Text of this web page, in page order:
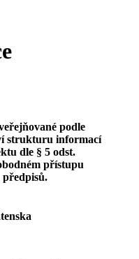
podle
strukturu informací
dle § 5 odst.
přístupu
předpisů.